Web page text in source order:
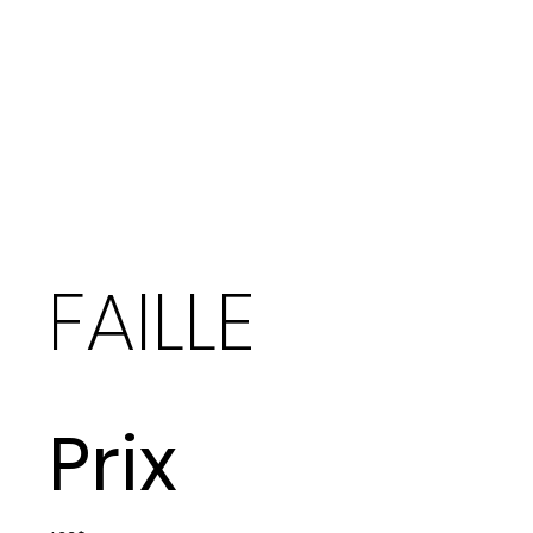
FAILLE
Prix